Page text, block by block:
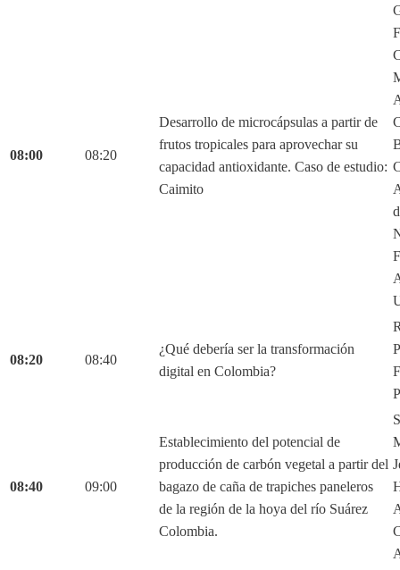
08:00 08:20
Desarrollo de microcápsulas a partir de
frutos tropicales para aprovechar su
capacidad antioxidante. Caso de estudio:
Caimito
08:20 08:40
¿Qué debería ser la transformación
digital en Colombia?
08:40 09:00
Establecimiento del potencial de
producción de carbón vegetal a partir del
bagazo de caña de trapiches paneleros
de la región de la hoya del río Suárez
Colombia.